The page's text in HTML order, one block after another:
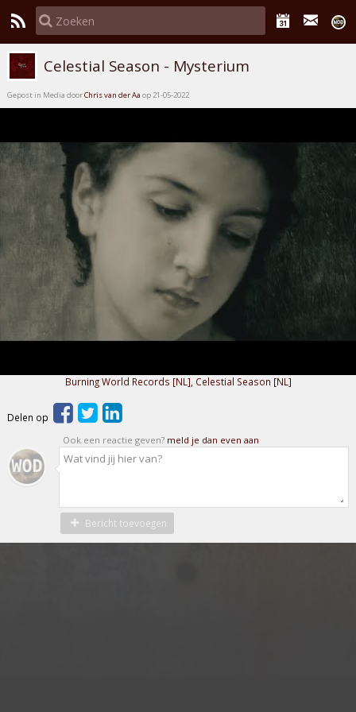
Celestial Season - Mysterium
Gepost in Media doorChris van der Aa op 21-05-2022
Burning World Records [NL] Celestial Season [NL]
Delen op
Ook een reactie geven? meld je dan even aan
Bericht toevoegen